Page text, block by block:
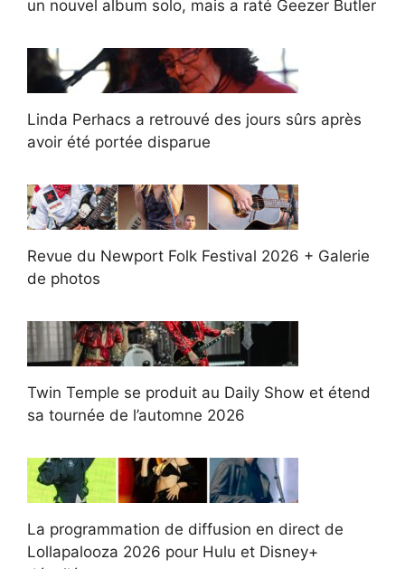
un nouvel album solo, mais a raté Geezer Butler
Linda Perhacs a retrouvé des jours sûrs après
avoir été portée disparue
Revue du Newport Folk Festival 2026 + Galerie
de photos
Twin Temple se produit au Daily Show et étend
sa tournée de l’automne 2026
La programmation de diffusion en direct de
Lollapalooza 2026 pour Hulu et Disney+